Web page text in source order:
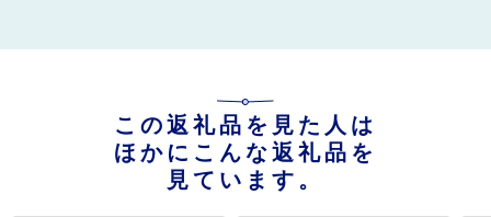
この返礼品を見た人は
ほかにこんな返礼品を
見ています。